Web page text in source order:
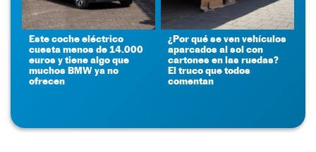
Este coche eléctrico
cuesta menos de 14.000
euros y tiene algo que
muchos BMW ya no
ofrecen
¿Por qué se ven vehículos
aparcados al sol con
cartones en las ruedas?
El truco que todos
comentan